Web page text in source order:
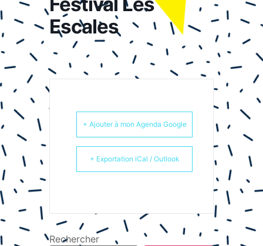
Escales
+ Ajouter à mon Agenda Google
+ Exportation iCal / Outlook
Rechercher